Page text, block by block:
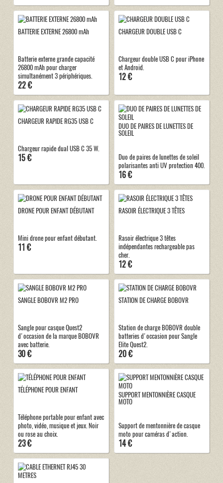
BATTERIE EXTERNE 26800 mAh
Batterie externe grande capacité
26800 mAh pour charger
simultanément 3 périphériques.
22 €
CHARGEUR DOUBLE USB C
Chargeur double USB C pour iPhone
et Android.
12 €
CHARGEUR RAPIDE RG35 USB C
Chargeur rapide dual USB C 35 W.
15 €
DUO DE PAIRES DE LUNETTES DE
SOLEIL
Duo de paires de lunettes de soleil
polarisantes anti UV protection 400.
16 €
DRONE POUR ENFANT DÉBUTANT
Mini drone pour enfant débutant.
11 €
RASOIR ÉLECTRIQUE 3 TÊTES
Rasoir électrique 3 têtes
indépendantes rechargeable pas
cher.
12 €
SANGLE BOBOVR M2 PRO
Sangle pour casque Quest2
d'occasion de la marque BOBOVR
avec batterie.
30 €
STATION DE CHARGE BOBOVR
Station de charge BOBOVR double
batteries d'occasion pour Sangle
Elite Quest2.
20 €
TÉLÉPHONE POUR ENFANT
Téléphone portable pour enfant avec
photo, vidéo, musique et jeux. Noir
ou rose au choix.
23 €
SUPPORT MENTONNIÈRE CASQUE
MOTO
Support de mentonnière de casque
moto pour caméras d'action.
14 €